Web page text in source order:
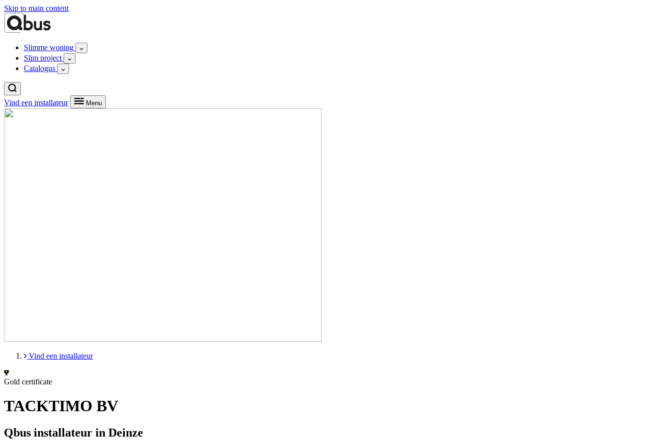
Skip to main content
Slimme woning
Slim project
Catalogus
Vind een installateur Menu
Vind een installateur
Gold certificate
TACKTIMO BV
Qbus installateur in Deinze